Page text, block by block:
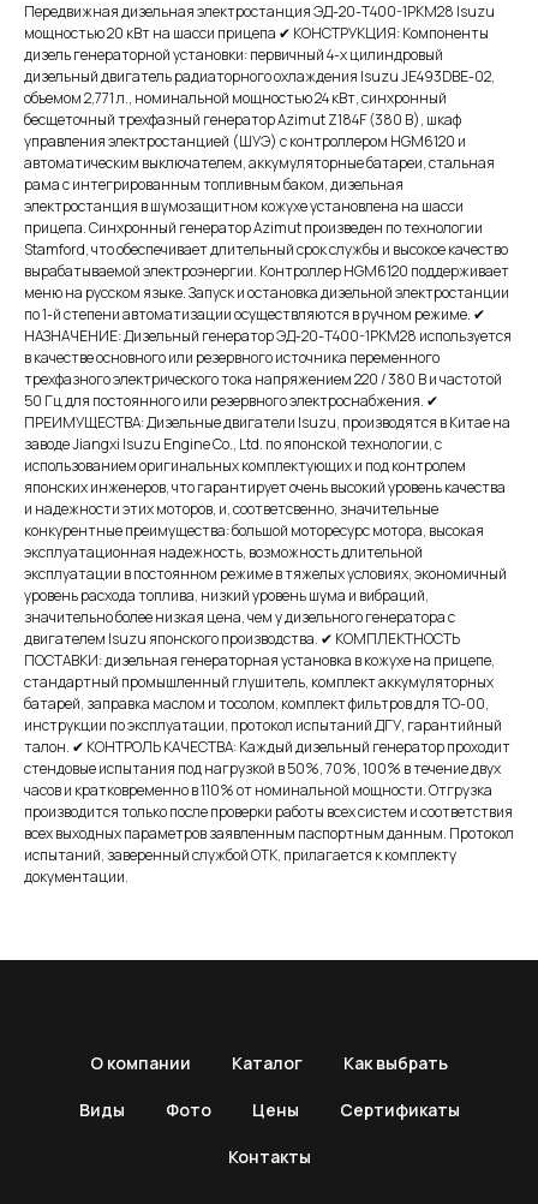
Передвижная дизельная электростанция ЭД-20-Т400-1РКМ28 Isuzu
мощностью 20 кВт на шасси прицепа ✔ КОНСТРУКЦИЯ: Компоненты
дизель генераторной установки: первичный 4-х цилиндровый
дизельный двигатель радиаторного охлаждения Isuzu JE493DBE-02,
объемом 2,771 л., номинальной мощностью 24 кВт, синхронный
бесщеточный трехфазный генератор Azimut Z184F (380 В), шкаф
управления электростанцией (ШУЭ) с контроллером HGM6120 и
автоматическим выключателем, аккумуляторные батареи, стальная
рама с интегрированным топливным баком, дизельная
электростанция в шумозащитном кожухе установлена на шасси
прицепа. Синхронный генератор Azimut произведен по технологии
Stamford, что обеспечивает длительный срок службы и высокое качество
вырабатываемой электроэнергии. Контроллер HGM6120 поддерживает
меню на русском языке. Запуск и остановка дизельной электростанции
по 1-й степени автоматизации осуществляются в ручном режиме. ✔
НАЗНАЧЕНИЕ: Дизельный генератор ЭД-20-Т400-1РКМ28 используется
в качестве основного или резервного источника переменного
трехфазного электрического тока напряжением 220 / 380 В и частотой
50 Гц для постоянного или резервного электроснабжения. ✔
ПРЕИМУЩЕСТВА: Дизельные двигатели Isuzu, производятся в Китае на
заводе Jiangxi Isuzu Engine Co., Ltd. по японской технологии, с
использованием оригинальных комплектующих и под контролем
японских инженеров, что гарантирует очень высокий уровень качества
и надежности этих моторов, и, соответсвенно, значительные
конкурентные преимущества: большой моторесурс мотора, высокая
эксплуатационная надежность, возможность длительной
эксплуатации в постоянном режиме в тяжелых условиях, экономичный
уровень расхода топлива, низкий уровень шума и вибраций,
значительно более низкая цена, чем у дизельного генератора с
двигателем Isuzu японского производства. ✔ КОМПЛЕКТНОСТЬ
ПОСТАВКИ: дизельная генераторная установка в кожухе на прицепе,
стандартный промышленный глушитель, комплект аккумуляторных
батарей, заправка маслом и тосолом, комплект фильтров для ТО-00,
инструкции по эксплуатации, протокол испытаний ДГУ, гарантийный
талон. ✔ КОНТРОЛЬ КАЧЕСТВА: Каждый дизельный генератор проходит
стендовые испытания под нагрузкой в 50%, 70%, 100% в течение двух
часов и кратковременно в 110% от номинальной мощности. Отгрузка
производится только после проверки работы всех систем и соответствия
всех выходных параметров заявленным паспортным данным. Протокол
испытаний, заверенный службой ОТК, прилагается к комплекту
документации.
О компании Каталог Как выбрать
Виды Фото Цены Сертификаты
Контакты